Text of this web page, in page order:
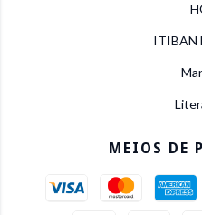
ITIBAN
MEIOS DE